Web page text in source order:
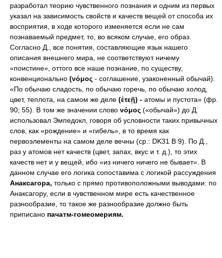
разработал теорию чувственного познания и одним из первых
указал на зависимость свойств и качеств вещей от способа их
восприятия, в ходе которого изменяется если не сам
познаваемый предмет, то, во всяком случае, его образ.
Согласно Д., все понятия, составляющие язык нашего
описания внешнего мира, не соответствуют ничему
«поистине», оттого все наше познание, по существу,
конвенционально (νόμος - соглашение, узаконенный обычай).
«По обычаю сладость, по обычаю горечь, по обычаю холод,
цвет, теплота, на самом же деле (ἐτεῇ) - атомы и пустота» (фр.
90; 55). В том же значении слово νόμος («обычай») до Д.
использовал Эмпедокл, говоря об условности таких привычных
слов, как «рождение» и «гибель», в то время как
первоэлементы на самом деле вечны (ср.: DK31 В 9). По Д.,
раз у атомов нет качеств (цвет, запах, вкус и т. д.), то этих
качеств нет и у вещей, ибо «из ничего ничего не бывает». В
данном случае его логика сопоставима с логикой рассуждения
Анаксагора, только с прямо противоположными выводами: по
Анаксагору, если в чувственном мире есть качественное
разнообразие, то такое же разнообразие должно быть
приписано пачатм-гомеомериям.